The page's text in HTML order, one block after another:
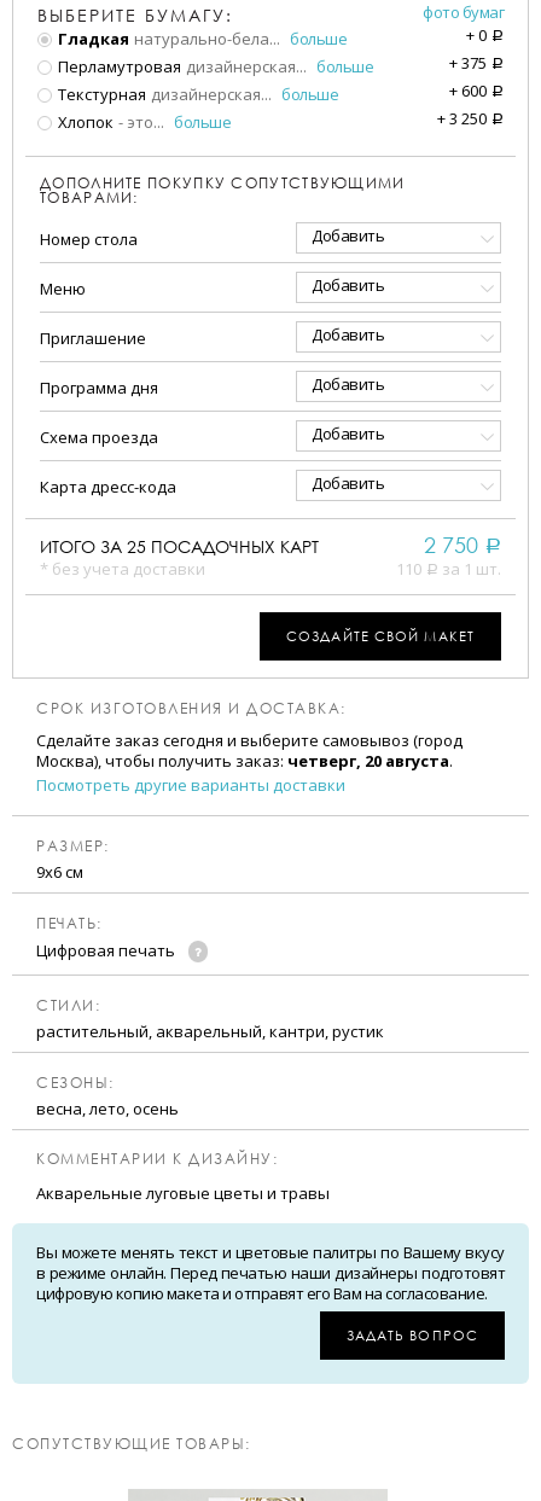
ВЫБЕРИТЕ БУМАГУ:
фото бумаг
Гладкая натурально-бела... больше +0 a
Перламутровая дизайнерская... больше +375 a
Текстурная дизайнерская... больше +600 a
Хлопок - это... больше +3 250 a
ДОПОЛНИТЕ ПОКУПКУ СОПУТСТВУЮЩИМИ
ТОВАРАМИ:
Номер стола Добавить
Меню Добавить
Приглашение Добавить
Программа дня Добавить
Схема проезда Добавить
Карта дресс-кода Добавить
ИТОГО ЗА 25 ПОСАДОЧНЫХ КАРТ
* без учета доставки
2 750 a
110 a за 1 шт.
СОЗДАЙТЕ СВОЙ МАКЕТ
СРОК ИЗГОТОВЛЕНИЯ И ДОСТАВКА:
Сделайте заказ сегодня и выберите самовывоз (город
Москва), чтобы получить заказ: четверг, 20 августа.
Посмотреть другие варианты доставки
РАЗМЕР:
9х6 см
ПЕЧАТЬ:
Цифровая печать
CТИЛИ:
растительный, акварельный, кантри, рустик
CЕЗОНЫ:
весна, лето, осень
КОММЕНТАРИИ К ДИЗАЙНУ:
Акварельные луговые цветы и травы
Вы можете менять текст и цветовые палитры по Вашему вкусу
в режиме онлайн. Перед печатью наши дизайнеры подготовят
цифровую копию макета и отправят его Вам на согласование.
ЗАДАТЬ ВОПРОС
CОПУТСТВУЮЩИЕ ТОВАРЫ: